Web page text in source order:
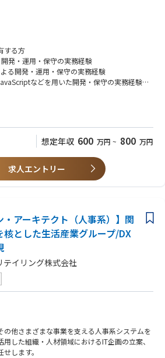
化に資するアプリのアジャイル開発業務をス
プリケーションの企画・設計・ベンダーマネジ
った職場環境
・規模を誇るグループの中枢で、潤沢な環境下
進をするので、広い視野と多様なスキルを身に
する方
発・運用・保守の実務経験
る開発・運用・保守の実務経験
などを用いた開発・保守の実務経験
築経験
想定年収 600 万円 ~ 800 万円
求人エントリー
・アーキテクト（人事系）​】関
とした生活産業グループ/DX
テイリング株式会社
の他さまざまな事業を支える人事系システムを
した組織・人材領域におけるIT企画の立案、
します。